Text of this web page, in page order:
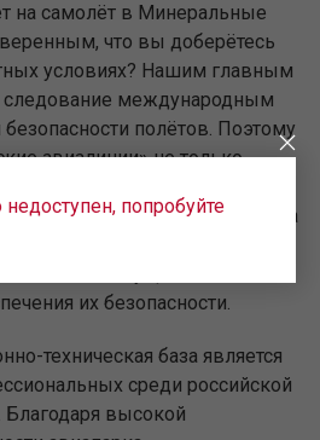
на самолёт в Минеральные
что вы доберётесь
условиях? Нашим главным
следование международным
безопасности полётов. Поэтому
авиалинии» не только
ассоциации воздушного
проходит программу аудита
всей мировой
в области осуществления
их безопасности.
техническая база является
среди российской
высокой
попробуйте